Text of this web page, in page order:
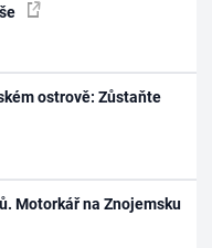
ostrově: Zůstaňte
Motorkář na Znojemsku